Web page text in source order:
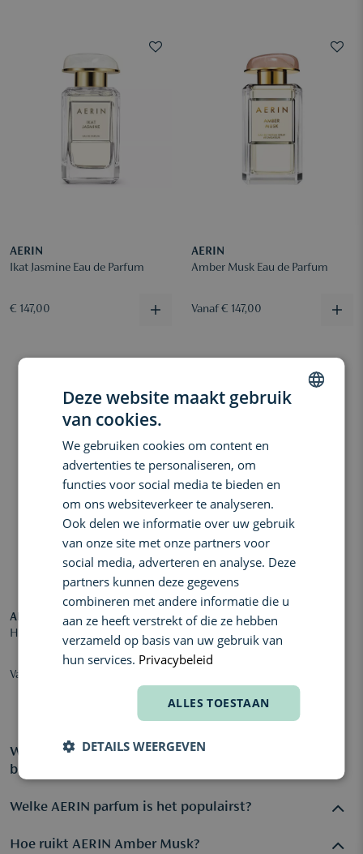
AERIN
Ikat Jasmine Eau de Parfum
€ 147,00
AERIN
Amber Musk Eau de Parfum
Vanaf € 147,00
AERIN
Hibiscus Palm Eau de Parfum
Vanaf € 147,00
Wat is AERIN parfum en wat maakt het merk
bijzonder?
AERIN is een luxe parfummerk dat bekend staat om elegante,
Welke AERIN parfum is het populairst?
Populaire geuren van AERIN zijn onder andere Amber Musk,
Hoe ruikt AERIN Amber Musk?
Deze website maakt gebruik
van cookies.
We gebruiken cookies om content en
advertenties te personaliseren, om
functies voor social media te bieden en
om ons websiteverkeer te analyseren.
Ook delen we informatie over uw gebruik
van onze site met onze partners voor
social media, adverteren en analyse. Deze
partners kunnen deze gegevens
combineren met andere informatie die u
aan ze heeft verstrekt of die ze hebben
verzameld op basis van uw gebruik van
hun services. Privacybeleid
ALLES TOESTAAN
DETAILS WEERGEVEN